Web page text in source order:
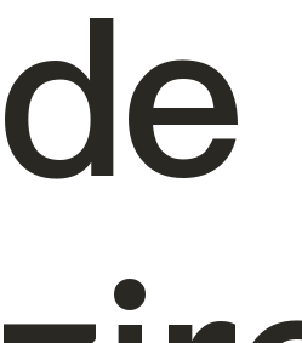
de